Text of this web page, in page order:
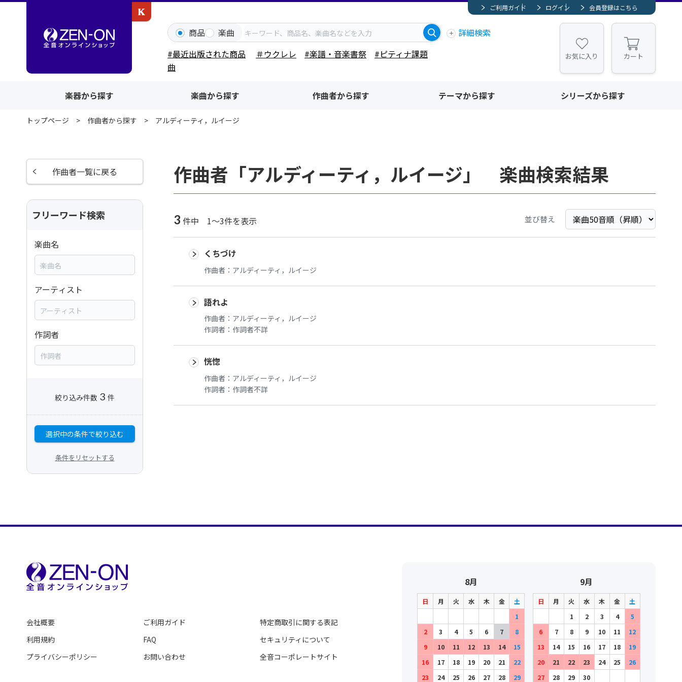
ご利用ガイド ログイン 会員登録はこちら
商品 楽曲
詳細検索
#最近出版された商品
＃ウクレレ #楽譜・音楽書祭
#ピティナ課題
曲
お気に入り カート
楽器から探す 楽曲から探す 作曲者から探す テーマから探す シリーズから探す
トップページ 作曲者から探す アルディーティ，ルイージ
作曲者「アルディーティ，ルイージ」 楽曲検索結果
3 件中 1～3件を表示 並び替え
くちづけ
作曲者： アルディーティ，ルイージ
語れよ
作曲者： アルディーティ，ルイージ
作詞者： 作詞者不詳
恍惚
作曲者： アルディーティ，ルイージ
作詞者： 作詞者不詳
作曲者一覧に戻る
フリーワード検索
楽曲名
アーティスト
作詞者
絞り込み件数 3 件
選択中の条件で絞り込む
条件をリセットする
会社概要
利用規約
プライバシーポリシー
ご利用ガイド
FAQ
お問い合わせ
特定商取引に関する表記
セキュリティについて
全音コーポレートサイト
8月
日 月 火 水 木 金
土
1
2
3 4 5 6 7
8
9
10 11 12 13 14
15
16
17 18 19 20 21
22
23
24 25 26 27 28 29
9月
日 月 火 水 木 金
土
1
2 3 4
5
6
7 8 9 10 11
12
13
14 15 16 17 18
19
20
21 22 23 24 25
26
27
28 29 30